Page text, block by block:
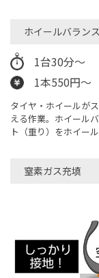
ホイールバラン
1台30分～
1本550円～
タイヤ・ホイールが
える作業。ホイール
ト（重り）をホイー
窒素ガス充填